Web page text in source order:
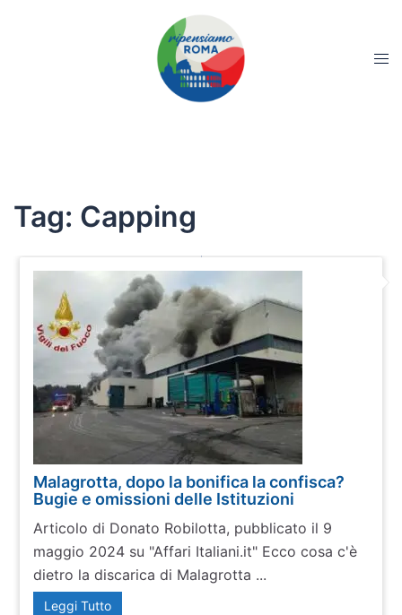
Tag: Capping
Malagrotta, dopo la bonifica la confisca?
Bugie e omissioni delle Istituzioni
Articolo di Donato Robilotta, pubblicato il 9
maggio 2024 su "Affari Italiani.it" Ecco cosa c'è
dietro la discarica di Malagrotta ...
Leggi Tutto